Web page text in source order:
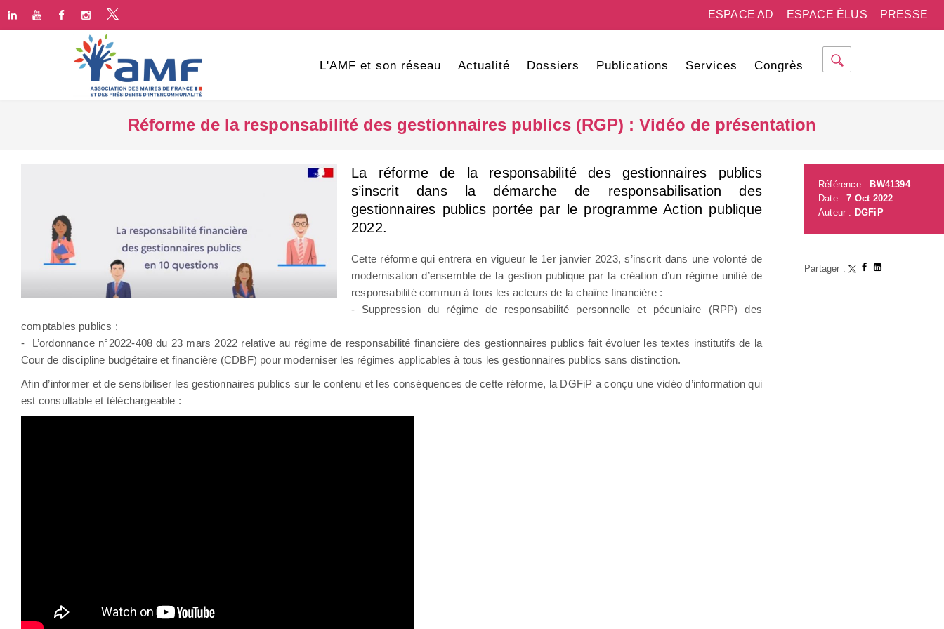
PRESSE
ESPACE ÉLUS
ESPACE AD
L'AMF et son réseau Actualité Dossiers Publications Services Congrès
Réforme de la responsabilité des gestionnaires publics (RGP) : Vidéo de présentation
La réforme de la responsabilité des gestionnaires publics
s’inscrit dans la démarche de responsabilisation des
gestionnaires publics portée par le programme Action publique
2022.
Cette réforme qui entrera en vigueur le 1er janvier 2023, s’inscrit dans une volonté de
modernisation d’ensemble de la gestion publique par la création d’un régime unifié de
responsabilité commun à tous les acteurs de la chaîne financière :
- Suppression du régime de responsabilité personnelle et pécuniaire (RPP) des
comptables publics ;
- L’ordonnance n°2022-408 du 23 mars 2022 relative au régime de responsabilité financière des gestionnaires publics fait évoluer les textes institutifs de la
Cour de discipline budgétaire et financière (CDBF) pour moderniser les régimes applicables à tous les gestionnaires publics sans distinction.
Afin d’informer et de sensibiliser les gestionnaires publics sur le contenu et les conséquences de cette réforme, la DGFiP a conçu une vidéo d’information qui
est consultable et téléchargeable :
Référence : BW41394
Date :7 Oct 2022
Auteur : DGFiP
Partager :